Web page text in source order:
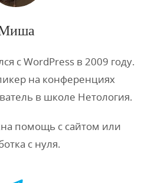
с WordPress в 2009 году.
на конференциях
в школе Нетология.
помощь с сайтом или
с нуля.